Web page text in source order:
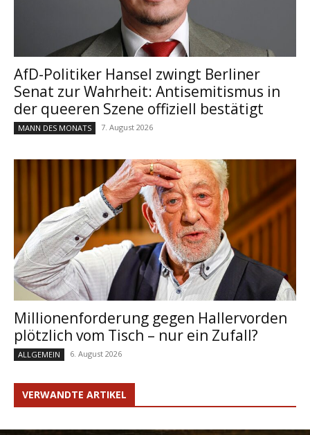
AfD-Politiker Hansel zwingt Berliner
Senat zur Wahrheit: Antisemitismus in
der queeren Szene offiziell bestätigt
MANN DES MONATS 7. August 2026
Millionenforderung gegen Hallervorden
plötzlich vom Tisch – nur ein Zufall?
ALLGEMEIN 6. August 2026
VERWANDTE ARTIKEL